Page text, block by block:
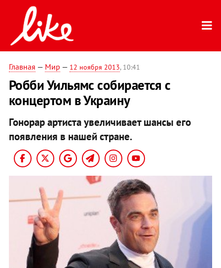
Главная — Мир — 12 ноября 2013, 10:41
Робби Уильямс собирается с
концертом в Украину
Гонорар артиста увеличивает шансы его
появления в нашей стране.